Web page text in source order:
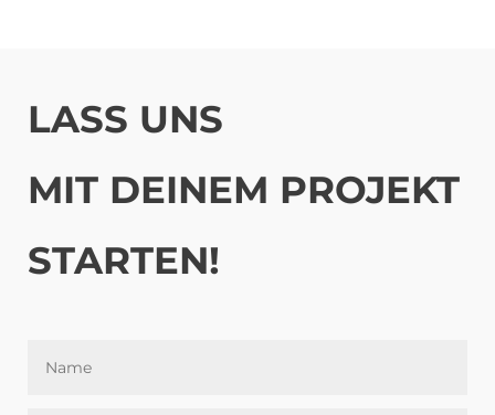
LASS UNS
MIT DEINEM PROJEKT
STARTEN!